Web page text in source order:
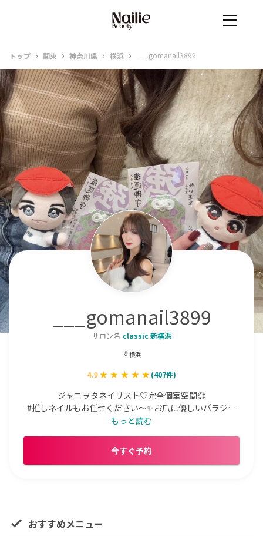
トップ › 関東 › 神奈川県 › 横浜 › ___gomanail3899
___gomanail3899
サロン名 classic 新横浜
横浜
4.9 (407件)
ジャニヲタネイリスト♡完全個室空間💞
#推しネイルもお任せください〜✨お爪に優しいパラジェ
ルと他2種類のベースご用意してます💅
先に予約枠抑えておきたい方はDMにてご相談ください💌
もっと読む
今すぐ予約
おすすめメニュー